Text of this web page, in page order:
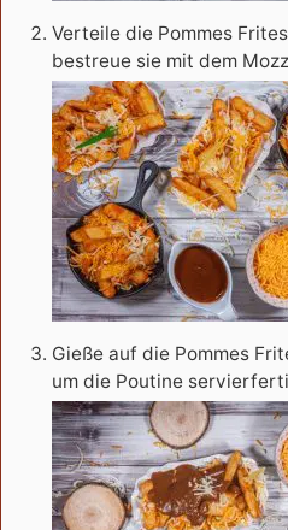
Verteile die Pommes
bestreue sie mit dem
Gieße auf die Pommes
um die Poutine